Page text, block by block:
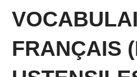
octobre
FRANÇAIS